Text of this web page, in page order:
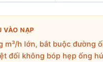
VÀO NẠP
m³/h lớn, bắt buộc
đối không bóp hẹp ống